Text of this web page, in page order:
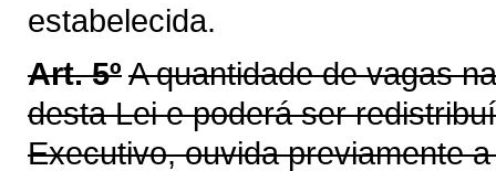
estabelecida.
Art. 5ºA quantidade de vagas
desta Lei e poderá ser
Executivo, ouvida previamente